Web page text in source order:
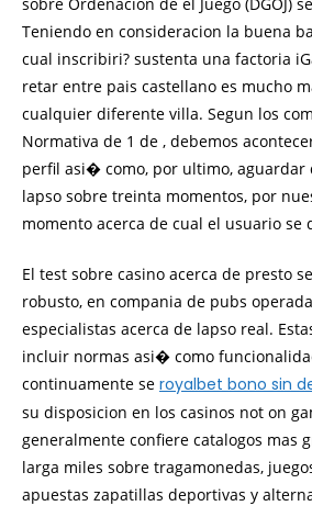
Teniendo en consideracion la buena
cual inscribiri? sustenta una factoria
retar entre pais castellano es mucho
cualquier diferente villa. Segun los
Normativa de 1 de , debemos
perfil asi� como, por ultimo,
lapso sobre treinta momentos, por
momento acerca de cual el usuario se
El test sobre casino acerca de presto
robusto, en compania de pubs
especialistas acerca de lapso real.
incluir normas asi� como
continuamente se royalbet bono sin
su disposicion en los casinos not on
generalmente confiere catalogos mas
larga miles sobre tragamonedas,
apuestas zapatillas deportivas y